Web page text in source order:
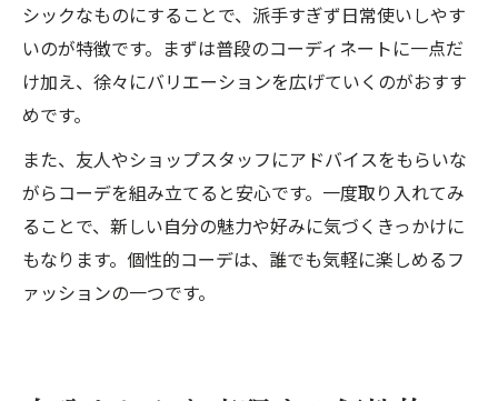
シックなものにすることで、派手すぎず日常使いしやす
いのが特徴です。まずは普段のコーディネートに一点だ
け加え、徐々にバリエーションを広げていくのがおすす
めです。
また、友人やショップスタッフにアドバイスをもらいな
がらコーデを組み立てると安心です。一度取り入れてみ
ることで、新しい自分の魅力や好みに気づくきっかけに
もなります。個性的コーデは、誰でも気軽に楽しめるフ
ァッションの一つです。